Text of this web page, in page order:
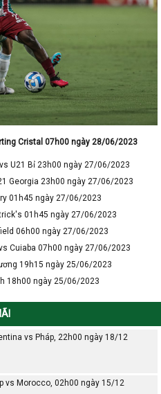
Cristal 07h00 ngày 28/06/2023
U21 Bỉ 23h00 ngày 27/06/2023
Georgia 23h00 ngày 27/06/2023
01h45 ngày 27/06/2023
01h45 ngày 27/06/2023
06h00 ngày 27/06/2023
Cuiaba 07h00 ngày 27/06/2023
19h15 ngày 25/06/2023
18h00 ngày 25/06/2023
vs Pháp, 22h00 ngày 18/12
vs Morocco, 02h00 ngày 15/12